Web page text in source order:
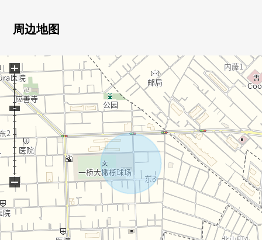
○宽敞的约18.2张塌塌米LDK
■ 在找想要的家方面给予帮助的━━━━━・・・
房源的详细、需讨论是如有意向，请跟我们联系。
周边地图
+
−